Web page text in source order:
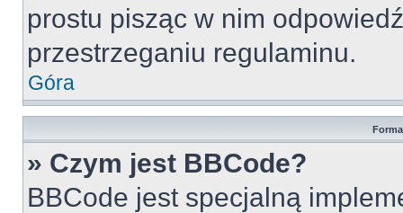
prostu pisząc w nim
przestrzeganiu regulaminu.
Góra
» Czym jest BBCode?
BBCode jest specjalną